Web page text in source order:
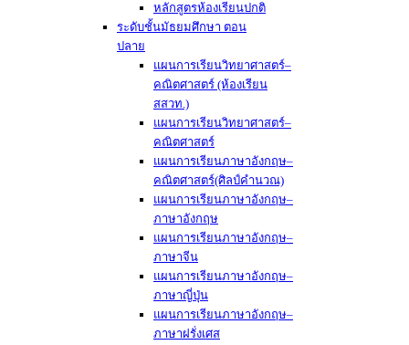
หลักสูตรห้องเรียนปกติ
ระดับชั้นมัธยมศึกษา ตอน
ปลาย
แผนการเรียนวิทยาศาสตร์–
คณิตศาสตร์ (ห้องเรียน
สสวท.)
แผนการเรียนวิทยาศาสตร์–
คณิตศาสตร์
แผนการเรียนภาษาอังกฤษ–
คณิตศาสตร์(ศิลป์คำนวณ)
แผนการเรียนภาษาอังกฤษ–
ภาษาอังกฤษ
แผนการเรียนภาษาอังกฤษ–
ภาษาจีน
แผนการเรียนภาษาอังกฤษ–
ภาษาญี่ปุ่น
แผนการเรียนภาษาอังกฤษ–
ภาษาฝรั่งเศส